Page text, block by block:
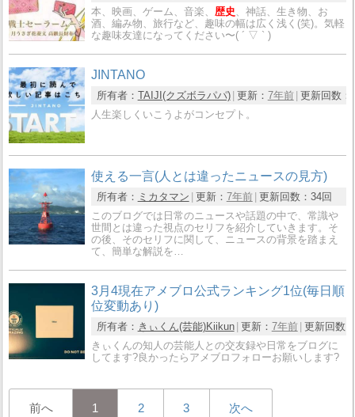
本、映画、ゲーム、音楽、歴史、神話、生き物、お
酒、編み物、旅行など、趣味の幅は広く浅く(笑)。気軽
な趣味友達になってください〜( ´ ▽ ` )
JINTANO
所有者： TAIJI(クズボラパパ) 更新： 7年前 更新回数：
人生楽しくいこうよがコンセプト。
使える一言(人とは違ったニュースの見方)
所有者： ミカタマン 更新： 7年前 更新回数： 34回
このブログでは日常のニュースや話題の中で、常識や
世間とは違った視点のセリフを紹介していきます。そ
の後、そのセリフに関して、ニュースの背景を踏まえ
て、簡単な解説を…
3月4現在アメブロ公式ランキング1位(毎日順
位変動あり)
所有者： きぃくん(芸能)Kiikun 更新： 7年前 更新回数：
きぃくんの知人の芸能人との交友録や日常をブログに
してます?良かったらアメブロフォローお願いします?
前へ 1 2 3 次へ